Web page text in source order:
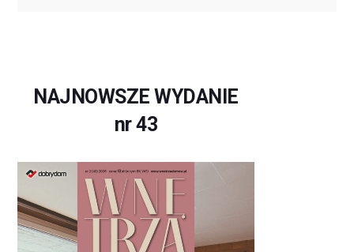
NAJNOWSZE WYDANIE
nr 43